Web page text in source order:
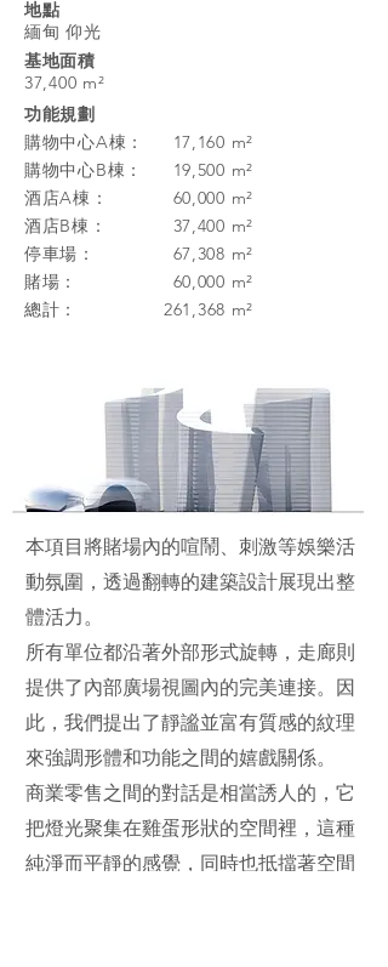
地點
緬甸 仰光
基地面積
37,400 m²
功能規劃
購物中心A棟：
購物中心B棟：
酒店A棟：
酒店B棟：
停車場：
賭場：
總計：
17,160 m²
19,500 m²
60,000 m²
37,400 m²
67,308 m²
60,000 m²
261,368 m²
本項目將賭場內的喧鬧、刺激等娛樂活
動氛圍，透過翻轉的建築設計展現出整
體活力。
所有單位都沿著外部形式旋轉，走廊則
提供了內部廣場視圖內的完美連接。因
此，我們提出了靜謐並富有質感的紋理
來強調形體和功能之間的嬉戲關係。
商業零售之間的對話是相當誘人的，它
把燈光聚集在雞蛋形狀的空間裡，這種
純淨而平靜的感覺，同時也抵擋著空間